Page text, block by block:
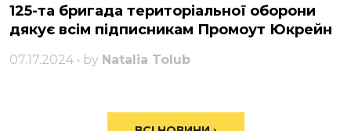
125-та бригада територіальної оборони
дякує всім підписникам Промоут Юкрейн
07.17.2024 • by Natalia Tolub